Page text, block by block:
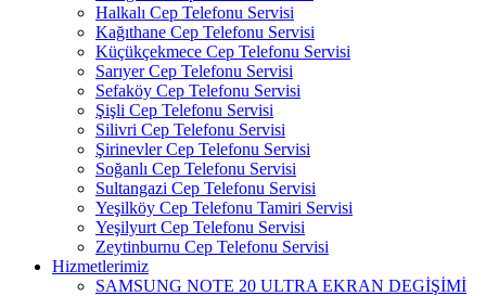
Halkalı Cep Telefonu Servisi
Kağıthane Cep Telefonu Servisi
Küçükçekmece Cep Telefonu Servisi
Sarıyer Cep Telefonu Servisi
Sefaköy Cep Telefonu Servisi
Şişli Cep Telefonu Servisi
Silivri Cep Telefonu Servisi
Şirinevler Cep Telefonu Servisi
Soğanlı Cep Telefonu Servisi
Sultangazi Cep Telefonu Servisi
Yeşilköy Cep Telefonu Tamiri Servisi
Yeşilyurt Cep Telefonu Servisi
Zeytinburnu Cep Telefonu Servisi
Hizmetlerimiz
SAMSUNG NOTE 20 ULTRA EKRAN DEGİŞİMİ